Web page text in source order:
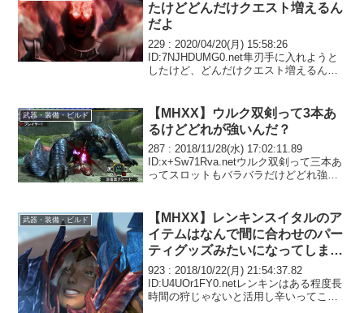
たけどどんだけクエスト増えるん
だよ
229 : 2020/04/20(月) 15:58:26
ID:7NJHDUMG0.net隼刃手に入れようと
したけど、どんだけクエスト増えるんだ
武器・装備・ビルド
【MHXX】ウルク双剣って3本あ
るけどどれが強いんだ？
287 : 2018/11/28(水) 17:02:11.89
ID:x+Sw71Rva.netウルク双剣って三本あ
ってスロットもバラバラだけどどれ強い
武器・装備・ビルド
【MHXX】レンキンスイタルのア
イテムはなんで間に合わせのパー
ティグッズみたいになってしまっ
たんだ
923 : 2018/10/22(月) 21:54:37.82
ID:U4UOr1FY0.netレンキンはある程度長
時間の狩じゃないと活用し辛いってこと